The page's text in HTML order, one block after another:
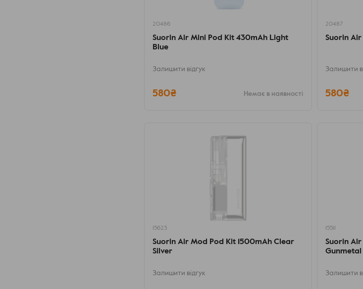
20486
Suorin Air Mini Pod Kit 430mAh Light
Blue
Залишити відгук
580₴ Немає в наявності
20487
Suorin
Залишити
580₴
15623
Suorin Air Mod Pod Kit 1500mAh Clear
Silver
Залишити відгук
15511
Suorin
Gunmetal
Залишити